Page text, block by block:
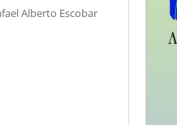
Alberto Escobar